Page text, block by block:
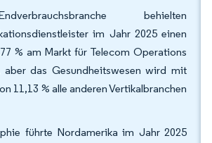
behielten
im Jahr 2025 einen
% am Markt für Telecom Operations
aber das Gesundheitswesen wird mit
11,13 % alle anderen Vertikalbranchen
führte Nordamerika im Jahr 2025